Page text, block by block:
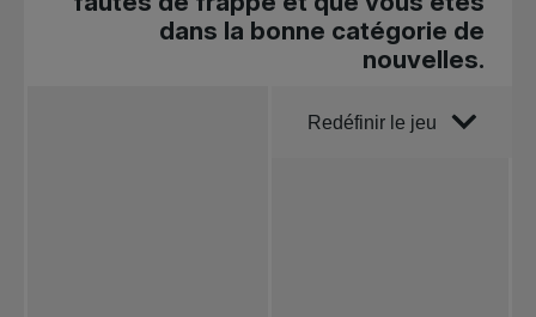
dans la bonne catégorie de
nouvelles.
Trier par
Redéfinir le jeu